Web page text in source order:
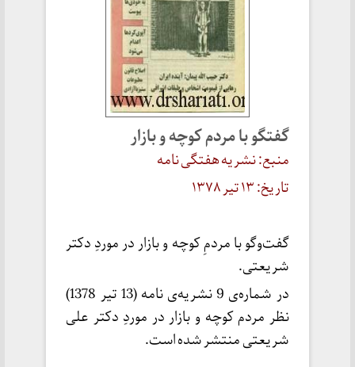
گفتگو با مردم کوچه و بازار
منبع: نشریه هفتگی نامه
تاریخ: ۱۳ تیر ۱۳۷۸
گفت‌وگو با مردمِ کوچه و بازار در موردِ دکتر
شریعتی.
در شماره‌ی 9 نشریه‌ی نامه (13 تیر 1378)
نظر مردم کوچه و بازار در موردِ دکتر علی
شریعتی منتشر شده است.